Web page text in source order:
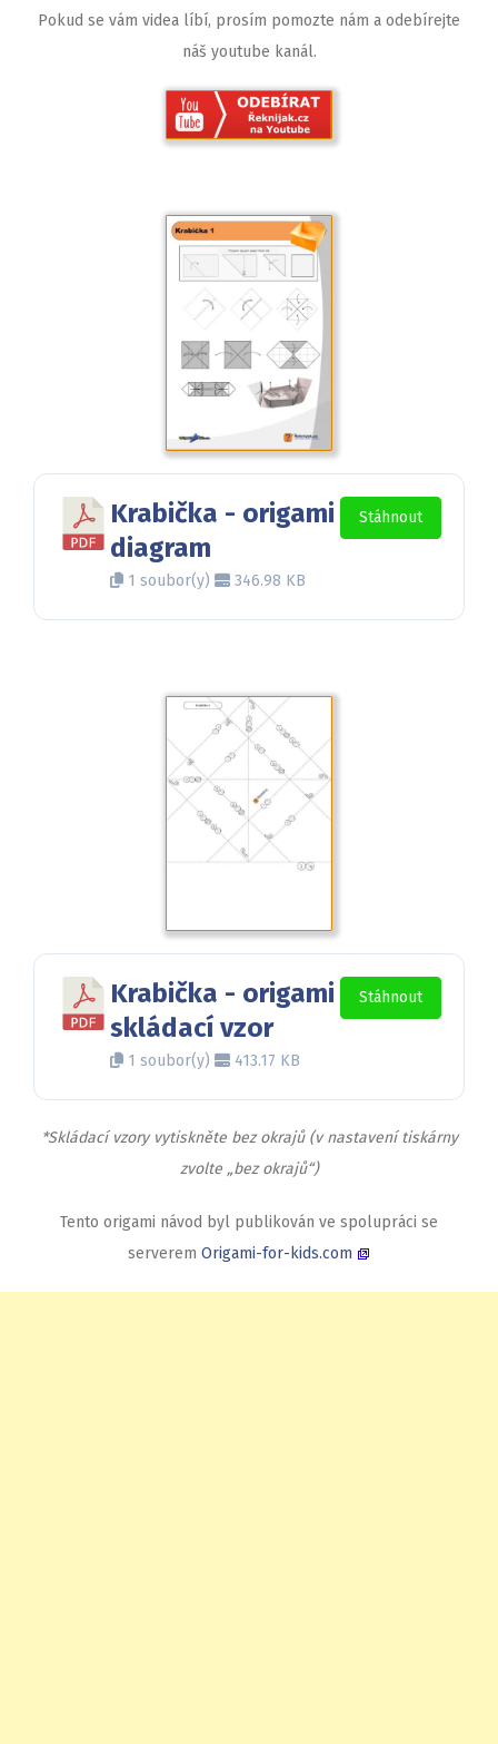
Pokud se vám videa líbí, prosím pomozte nám a odebírejte
náš youtube kanál.
Krabička - origami
diagram
1 soubor(y) 346.98 KB
Stáhnout
Krabička - origami
skládací vzor
1 soubor(y) 413.17 KB
Stáhnout
*Skládací vzory vytiskněte bez okrajů (v nastavení tiskárny
zvolte „bez okrajů“)
Tento origami návod byl publikován ve spolupráci se
serverem Origami-for-kids.com